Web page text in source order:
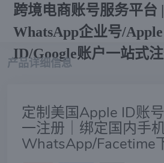
跨境电商账号服务平台 |
WhatsApp企业号/Apple
ID/Google账户一站式
产品详细信息
定制美国Apple ID账
一注册｜绑定国内手
WhatsApp/Facetime